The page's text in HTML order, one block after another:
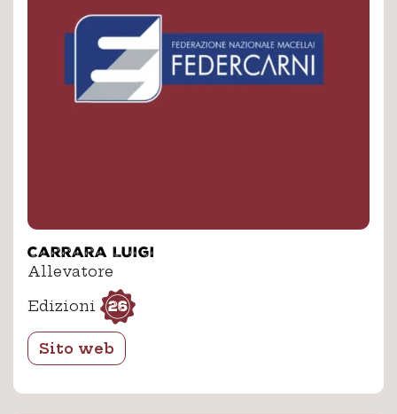
Carrara Luigi
Allevatore
Edizioni
26
Sito web